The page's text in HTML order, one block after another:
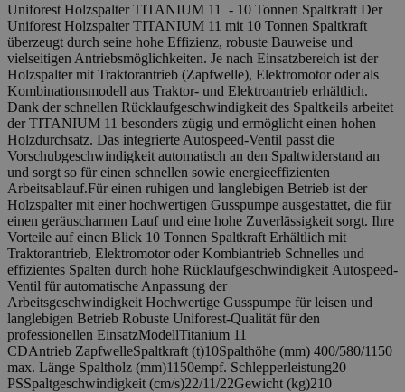
Uniforest Holzspalter TITANIUM 11 - 10 Tonnen Spaltkraft Der
Uniforest Holzspalter TITANIUM 11 mit 10 Tonnen Spaltkraft
überzeugt durch seine hohe Effizienz, robuste Bauweise und
vielseitigen Antriebsmöglichkeiten. Je nach Einsatzbereich ist der
Holzspalter mit Traktorantrieb (Zapfwelle), Elektromotor oder als
Kombinationsmodell aus Traktor- und Elektroantrieb erhältlich.
Dank der schnellen Rücklaufgeschwindigkeit des Spaltkeils arbeitet
der TITANIUM 11 besonders zügig und ermöglicht einen hohen
Holzdurchsatz. Das integrierte Autospeed-Ventil passt die
Vorschubgeschwindigkeit automatisch an den Spaltwiderstand an
und sorgt so für einen schnellen sowie energieeffizienten
Arbeitsablauf.Für einen ruhigen und langlebigen Betrieb ist der
Holzspalter mit einer hochwertigen Gusspumpe ausgestattet, die für
einen geräuscharmen Lauf und eine hohe Zuverlässigkeit sorgt. Ihre
Vorteile auf einen Blick 10 Tonnen Spaltkraft Erhältlich mit
Traktorantrieb, Elektromotor oder Kombiantrieb Schnelles und
effizientes Spalten durch hohe Rücklaufgeschwindigkeit Autospeed-
Ventil für automatische Anpassung der
Arbeitsgeschwindigkeit Hochwertige Gusspumpe für leisen und
langlebigen Betrieb Robuste Uniforest-Qualität für den
professionellen EinsatzModellTitanium 11
CDAntrieb ZapfwelleSpaltkraft (t)10Spalthöhe (mm) 400/580/1150
max. Länge Spaltholz (mm)1150empf. Schlepperleistung20
PSSpaltgeschwindigkeit (cm/s)22/11/22Gewicht (kg)210